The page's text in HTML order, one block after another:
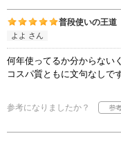
普段使いの王道
よよ さん
何年使ってるか分からない
コスパ質ともに文句なしで
参考になりましたか？